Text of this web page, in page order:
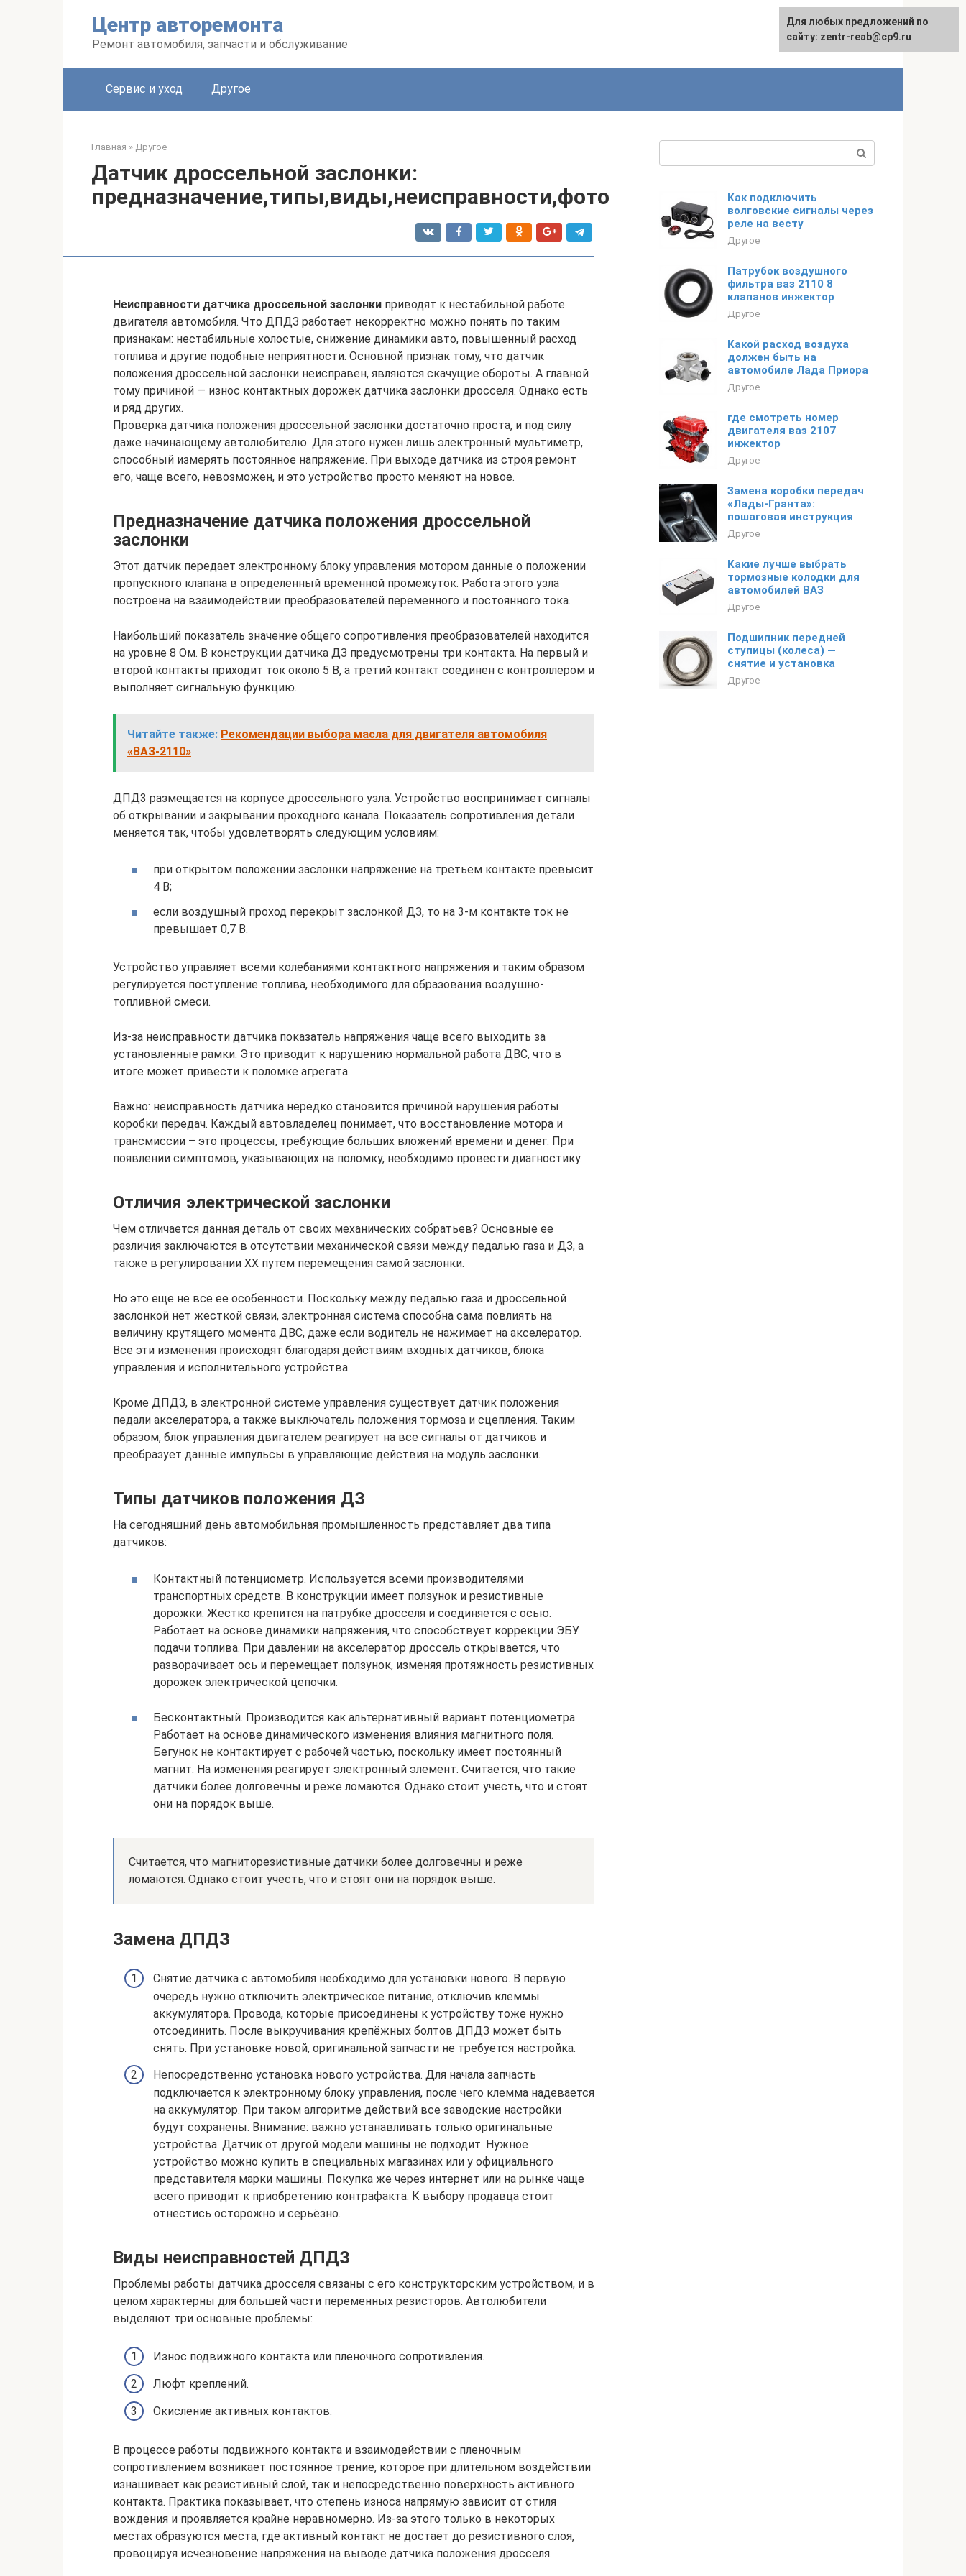
Центр авторемонта
Ремонт автомобиля, запчасти и обслуживание
Сервис и уход Другое
Главная » Другое
Датчик дроссельной заслонки:
предназначение,типы,виды,неисправности,фото
Неисправности датчика дроссельной заслонки приводят к нестабильной работе
двигателя автомобиля. Что ДПДЗ работает некорректно можно понять по таким
признакам: нестабильные холостые, снижение динамики авто, повышенный расход
топлива и другие подобные неприятности. Основной признак тому, что датчик
положения дроссельной заслонки неисправен, являются скачущие обороты. А главной
тому причиной — износ контактных дорожек датчика заслонки дросселя. Однако есть
и ряд других.
Проверка датчика положения дроссельной заслонки достаточно проста, и под силу
даже начинающему автолюбителю. Для этого нужен лишь электронный мультиметр,
способный измерять постоянное напряжение. При выходе датчика из строя ремонт
его, чаще всего, невозможен, и это устройство просто меняют на новое.
Предназначение датчика положения дроссельной
заслонки
Этот датчик передает электронному блоку управления мотором данные о положении
пропускного клапана в определенный временной промежуток. Работа этого узла
построена на взаимодействии преобразователей переменного и постоянного тока.
Наибольший показатель значение общего сопротивления преобразователей находится
на уровне 8 Ом. В конструкции датчика ДЗ предусмотрены три контакта. На первый и
второй контакты приходит ток около 5 В, а третий контакт соединен с контроллером и
выполняет сигнальную функцию.
Читайте также: Рекомендации выбора масла для двигателя автомобиля
«ВАЗ-2110»
ДПД3 размещается на корпусе дроссельного узла. Устройство воспринимает сигналы
об открывании и закрывании проходного канала. Показатель сопротивления детали
меняется так, чтобы удовлетворять следующим условиям:
при открытом положении заслонки напряжение на третьем контакте превысит
4 B;
если воздушный проход перекрыт заслонкой ДЗ, то на 3-м контакте ток не
превышает 0,7 В.
Устройство управляет всеми колебаниями контактного напряжения и таким образом
регулируется поступление топлива, необходимого для образования воздушно-
топливной смеси.
Из-за неисправности датчика показатель напряжения чаще всего выходить за
установленные рамки. Это приводит к нарушению нормальной работа ДВС, что в
итоге может привести к поломке агрегата.
Важно: неисправность датчика нередко становится причиной нарушения работы
коробки передач. Каждый автовладелец понимает, что восстановление мотора и
трансмиссии – это процессы, требующие больших вложений времени и денег. При
появлении симптомов, указывающих на поломку, необходимо провести диагностику.
Отличия электрической заслонки
Чем отличается данная деталь от своих механических собратьев? Основные ее
различия заключаются в отсутствии механической связи между педалью газа и ДЗ, а
также в регулировании ХХ путем перемещения самой заслонки.
Но это еще не все ее особенности. Поскольку между педалью газа и дроссельной
заслонкой нет жесткой связи, электронная система способна сама повлиять на
величину крутящего момента ДВС, даже если водитель не нажимает на акселератор.
Все эти изменения происходят благодаря действиям входных датчиков, блока
управления и исполнительного устройства.
Кроме ДПДЗ, в электронной системе управления существует датчик положения
педали акселератора, а также выключатель положения тормоза и сцепления. Таким
образом, блок управления двигателем реагирует на все сигналы от датчиков и
преобразует данные импульсы в управляющие действия на модуль заслонки.
Типы датчиков положения ДЗ
На сегодняшний день автомобильная промышленность представляет два типа
датчиков:
Контактный потенциометр. Используется всеми производителями
транспортных средств. В конструкции имеет ползунок и резистивные
дорожки. Жестко крепится на патрубке дросселя и соединяется с осью.
Работает на основе динамики напряжения, что способствует коррекции ЭБУ
подачи топлива. При давлении на акселератор дроссель открывается, что
разворачивает ось и перемещает ползунок, изменяя протяжность резистивных
дорожек электрической цепочки.
Бесконтактный. Производится как альтернативный вариант потенциометра.
Работает на основе динамического изменения влияния магнитного поля.
Бегунок не контактирует с рабочей частью, поскольку имеет постоянный
магнит. На изменения реагирует электронный элемент. Считается, что такие
датчики более долговечны и реже ломаются. Однако стоит учесть, что и стоят
они на порядок выше.
Считается, что магниторезистивные датчики более долговечны и реже
ломаются. Однако стоит учесть, что и стоят они на порядок выше.
Замена ДПДЗ
Снятие датчика с автомобиля необходимо для установки нового. В первую
очередь нужно отключить электрическое питание, отключив клеммы
аккумулятора. Провода, которые присоединены к устройству тоже нужно
отсоединить. После выкручивания крепёжных болтов ДПДЗ может быть
снять. При установке новой, оригинальной запчасти не требуется настройка.
Непосредственно установка нового устройства. Для начала запчасть
подключается к электронному блоку управления, после чего клемма надевается
на аккумулятор. При таком алгоритме действий все заводские настройки
будут сохранены. Внимание: важно устанавливать только оригинальные
устройства. Датчик от другой модели машины не подходит. Нужное
устройство можно купить в специальных магазинах или у официального
представителя марки машины. Покупка же через интернет или на рынке чаще
всего приводит к приобретению контрафакта. К выбору продавца стоит
отнестись осторожно и серьёзно.
Виды неисправностей ДПДЗ
Проблемы работы датчика дросселя связаны с его конструкторским устройством, и в
целом характерны для большей части переменных резисторов. Автолюбители
выделяют три основные проблемы:
Износ подвижного контакта или пленочного сопротивления.
Люфт креплений.
Окисление активных контактов.
В процессе работы подвижного контакта и взаимодействии с пленочным
сопротивлением возникает постоянное трение, которое при длительном воздействии
изнашивает как резистивный слой, так и непосредственно поверхность активного
контакта. Практика показывает, что степень износа напрямую зависит от стиля
вождения и проявляется крайне неравномерно. Из-за этого только в некоторых
местах образуются места, где активный контакт не достает до резистивного слоя,
провоцируя исчезновение напряжения на выводе датчика положения дросселя.
Как подключить
волговские сигналы через
реле на весту
Другое
Патрубок воздушного
фильтра ваз 2110 8
клапанов инжектор
Другое
Какой расход воздуха
должен быть на
автомобиле Лада Приора
Другое
где смотреть номер
двигателя ваз 2107
инжектор
Другое
Замена коробки передач
«Лады-Гранта»:
пошаговая инструкция
Другое
Какие лучше выбрать
тормозные колодки для
автомобилей ВАЗ
Другое
Подшипник передней
ступицы (колеса) —
снятие и установка
Другое
Для любых предложений по
сайту: zentr-reab@cp9.ru